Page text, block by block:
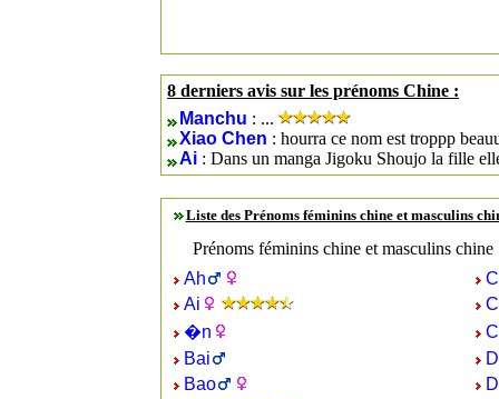
8 derniers avis sur les prénoms Chine :
Manchu : ...
Xiao Chen : hourra ce nom est troppp
Ai : Dans un manga Jigoku Shoujo la fille
Liste des Prénoms féminins chine et masculins
Prénoms féminins chine et masculins
Ah
Ai
�n
Bai
Bao